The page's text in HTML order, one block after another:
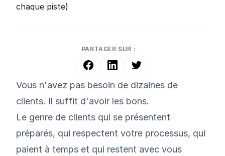
chaque piste)
PARTAGER SUR :
Vous n'avez pas besoin de dizaines de
clients. Il suffit d'avoir les bons.
Le genre de clients qui se présentent
préparés, qui respectent votre processus, qui
paient à temps et qui restent avec vous